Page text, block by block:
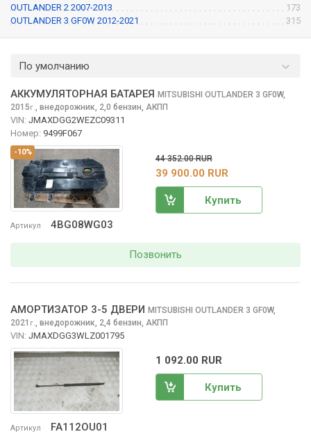
OUTLANDER 2 2007-2013
173
OUTLANDER 3 GF0W 2012-2021
315
По умолчанию
-10%
Артикул 4BG08WG03
АККУМУЛЯТОРНАЯ БАТАРЕЯ MITSUBISHI OUTLANDER 3 GF0W,
2015г., внедорожник, 2,0 бензин, АКПП
VIN: JMAXDGG2WEZC09311
Номер: 9499F067
44 352.00 RUR
39 900.00 RUR
Купить
Позвонить
Артикул FA112OU01
АМОРТИЗАТОР 3-5 ДВЕРИ MITSUBISHI OUTLANDER 3 GF0W,
2021 г., внедорожник, 2,4 бензин, АКПП
VIN: JMAXDGG3WLZ001795
1 092.00 RUR
Купить